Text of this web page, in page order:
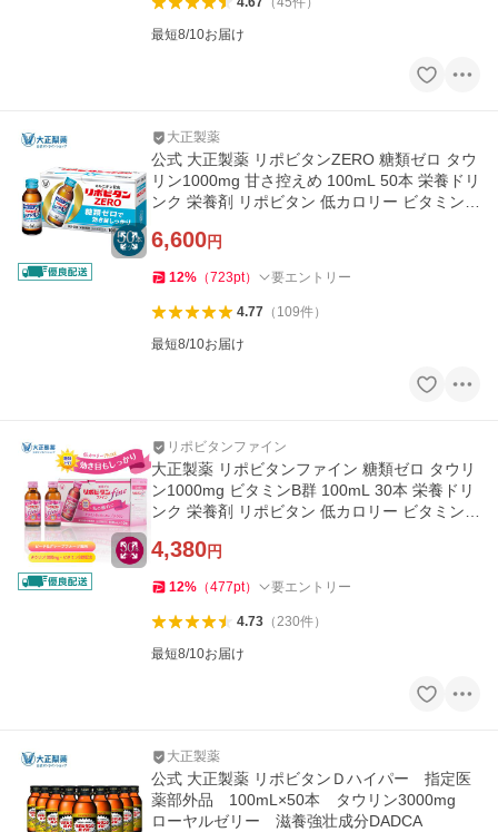
最短8/10お届け
大正製薬
公式 大正製薬 リポビタンZERO 糖類ゼロ タウ
リン1000mg 甘さ控えめ 100mL 50本 栄養ドリ
ンク 栄養剤 リポビタン 低カロリー ビタミン
6,600円
12% （723pt） 要エントリー
4.77（ 109件）
最短8/10お届け
リポビタンファイン
大正製薬 リポビタンファイン 糖類ゼロ タウリ
ン1000mg ビタミンB群 100mL 30本 栄養ドリ
ンク 栄養剤 リポビタン 低カロリー ビタミン
4,380円
12% （477pt） 要エントリー
4.73（230件）
最短8/10お届け
大正製薬
公式 大正製薬 リポビタンＤハイパー 指定医
薬部外品 100mL×50本 タウリン3000mg
ローヤルゼリー 滋養強壮成分DADCA